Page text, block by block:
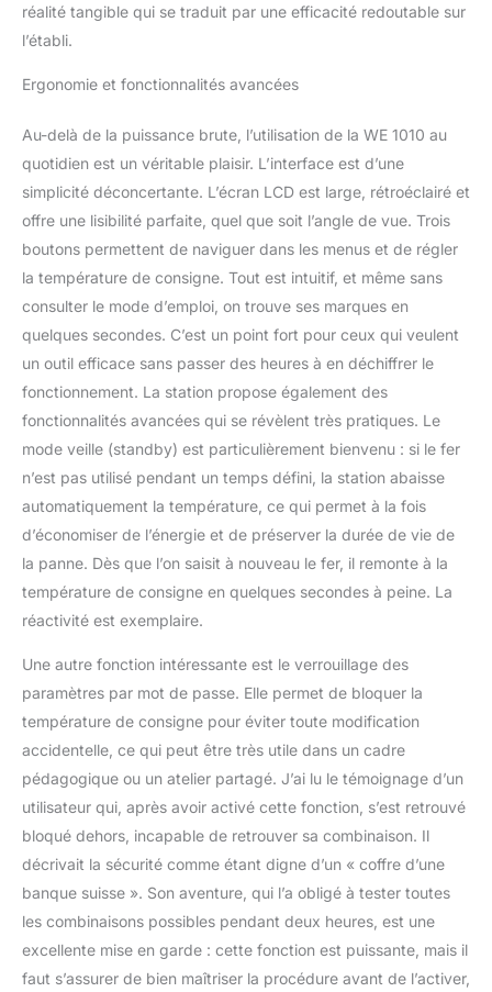
réalité tangible qui se traduit par une efficacité redoutable sur
l’établi.
Ergonomie et fonctionnalités avancées
Au-delà de la puissance brute, l’utilisation de la WE 1010 au
quotidien est un véritable plaisir. L’interface est d’une
simplicité déconcertante. L’écran LCD est large, rétroéclairé et
offre une lisibilité parfaite, quel que soit l’angle de vue. Trois
boutons permettent de naviguer dans les menus et de régler
la température de consigne. Tout est intuitif, et même sans
consulter le mode d’emploi, on trouve ses marques en
quelques secondes. C’est un point fort pour ceux qui veulent
un outil efficace sans passer des heures à en déchiffrer le
fonctionnement. La station propose également des
fonctionnalités avancées qui se révèlent très pratiques. Le
mode veille (standby) est particulièrement bienvenu : si le fer
n’est pas utilisé pendant un temps défini, la station abaisse
automatiquement la température, ce qui permet à la fois
d’économiser de l’énergie et de préserver la durée de vie de
la panne. Dès que l’on saisit à nouveau le fer, il remonte à la
température de consigne en quelques secondes à peine. La
réactivité est exemplaire.
Une autre fonction intéressante est le verrouillage des
paramètres par mot de passe. Elle permet de bloquer la
température de consigne pour éviter toute modification
accidentelle, ce qui peut être très utile dans un cadre
pédagogique ou un atelier partagé. J’ai lu le témoignage d’un
utilisateur qui, après avoir activé cette fonction, s’est retrouvé
bloqué dehors, incapable de retrouver sa combinaison. Il
décrivait la sécurité comme étant digne d’un « coffre d’une
banque suisse ». Son aventure, qui l’a obligé à tester toutes
les combinaisons possibles pendant deux heures, est une
excellente mise en garde : cette fonction est puissante, mais il
faut s’assurer de bien maîtriser la procédure avant de l’activer,